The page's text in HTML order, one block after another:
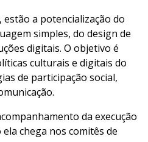
a potencialização do
simples, do design de
digitais. O objetivo é
culturais e digitais do
de participação social,
da execução
chega nos comitês de